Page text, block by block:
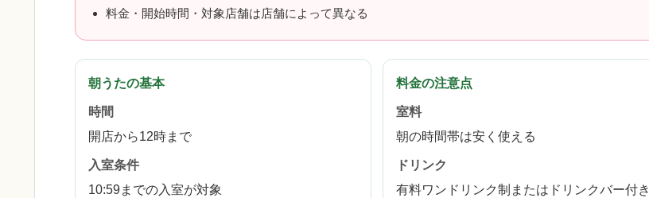
料金・開始時間・対象店舗は店舗によって異なる
朝うたの基本
時間
開店から12時まで
入室条件
10:59までの入室が対象
料金の注意点
室料
朝の時間帯は安く使える
ドリンク
有料ワンドリンク制またはドリンクバー付き